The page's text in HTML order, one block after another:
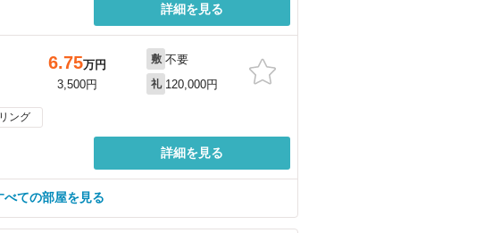
詳細を見る
6.75万円
3,500円
敷 不要
礼 120,000円
ング
詳細を見る
ての部屋を見る